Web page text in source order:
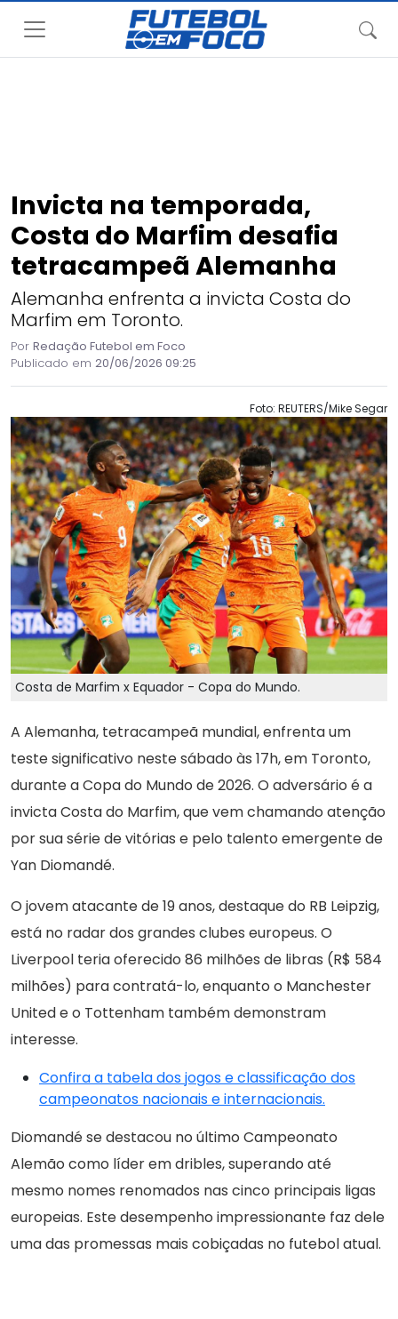
Invicta na temporada,
Costa do Marfim desafia
tetracampeã Alemanha
Alemanha enfrenta a invicta Costa do
Marfim em Toronto.
Por Redação Futebol em Foco
Publicado em 20/06/2026 09:25
Foto: REUTERS/Mike Segar
Costa de Marfim x Equador - Copa do Mundo.
A Alemanha, tetracampeã mundial, enfrenta um
teste significativo neste sábado às 17h, em Toronto,
durante a Copa do Mundo de 2026. O adversário é a
invicta Costa do Marfim, que vem chamando atenção
por sua série de vitórias e pelo talento emergente de
Yan Diomandé.
O jovem atacante de 19 anos, destaque do RB Leipzig,
está no radar dos grandes clubes europeus. O
Liverpool teria oferecido 86 milhões de libras (R$ 584
milhões) para contratá-lo, enquanto o Manchester
United e o Tottenham também demonstram
interesse.
Confira a tabela dos jogos e classificação dos
campeonatos nacionais e internacionais.
Diomandé se destacou no último Campeonato
Alemão como líder em dribles, superando até
mesmo nomes renomados nas cinco principais ligas
europeias. Este desempenho impressionante faz dele
uma das promessas mais cobiçadas no futebol atual.